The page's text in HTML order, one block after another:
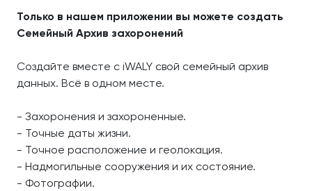
Только в нашем приложении вы можете создать
Семейный Архив захоронений
Создайте вместе с iWALY свой семейный архив
данных. Всё в одном месте.
- Захоронения и захороненные.
- Точные даты жизни.
- Точное расположение и геолокация.
- Надмогильные сооружения и их состояние.
- Фотографии.